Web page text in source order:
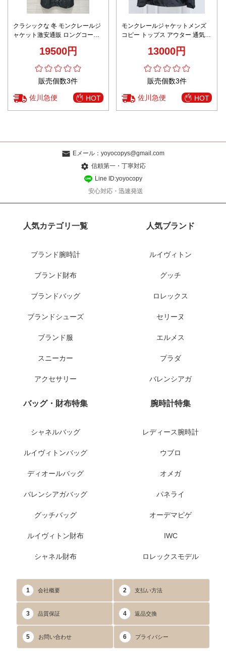
クラシックな 冬 モンクレールジ
ャケット激安通販 ロングコート
19500円
販売個数3件
佐川急便 HOT
モンクレールジャケットメンズ
コピー トップス アウター 通気性
13000円
販売個数3件
佐川急便 HOT
Eメール： yoyocopys@gmail.com
信頼第一・丁寧対応
Line ID:yoyocopy
安心対応・迅速発送
人気カテゴリ一覧
ブランド腕時計
ブランド財布
ブランドバッグ
ブランドシューズ
ブランド服
スニーカー
アクセサリー
人気ブランド
ルイヴィトン
グッチ
ロレックス
セリーヌ
エルメス
プラダ
バレンシアガ
バッグ・財布特集
シャネルバッグ
ルイヴィトンバッグ
ディオールバッグ
バレンシアガバッグ
グッチバッグ
ルイヴィトン財布
シャネル財布
腕時計特集
レディース腕時計
ウブロ
オメガ
パネライ
オーデマピゲ
IWC
ロレックスモデル
1 会社概要 2 支払い方法
3 品質保証 4 返品交換
5 お問い合わせ 6 プライバシー